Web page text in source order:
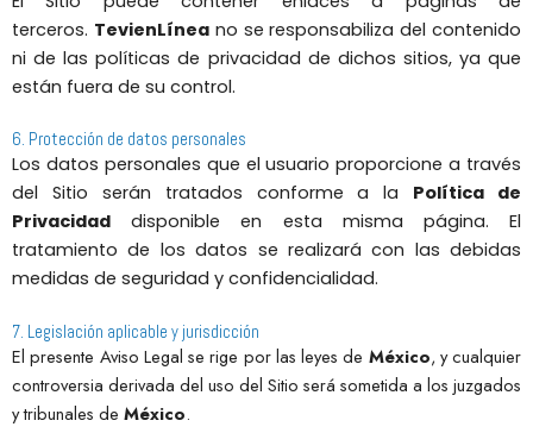
terceros. TevienLíneano se responsabiliza del contenido
ni de las políticas de privacidad de dichos sitios, ya que
están fuera de su control.
6. Protección de datos personales
Los datos personales que el usuario proporcione a través
del Sitio serán tratados conforme a la Política de
Privacidad disponible en esta misma página. El
tratamiento de los datos se realizará con las debidas
medidas de seguridad y confidencialidad.
7. Legislación aplicable y jurisdicción
El presente Aviso Legal se rige por las leyes de México, y cualquier
controversia derivada del uso del Sitio será sometida a los juzgados
y tribunales de México.